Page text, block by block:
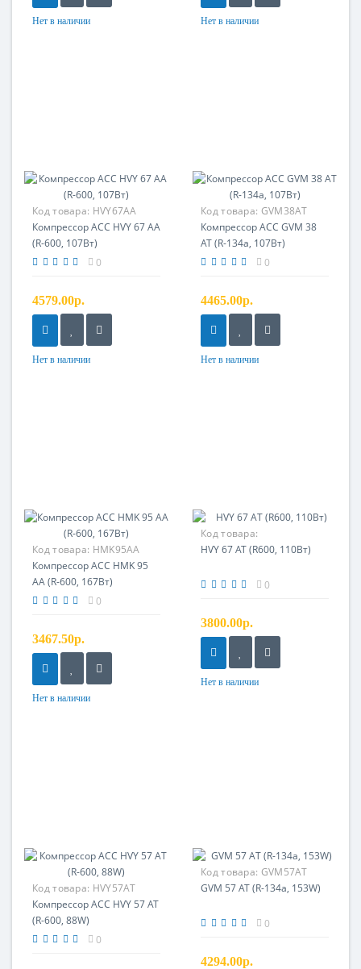
Нет в наличии Нет в наличии
Код товара: HVY67AA
Компрессор ACC HVY 67 AA
(R-600, 107Вт)
0
4579.00р.
Нет в наличии
Код товара: GVM38AT
Компрессор ACC GVM 38
AT (R-134a, 107Вт)
0
4465.00р.
Нет в наличии
Код товара: HMK95AA
Компрессор ACC HMK 95
AA (R-600, 167Вт)
0
3467.50р.
Нет в наличии
Код товара:
HVY 67 AT (R600, 110Вт)
0
3800.00р.
Нет в наличии
Код товара: HVY57AT
Компрессор ACC HVY 57 AT
(R-600, 88W)
0
Код товара: GVM57AT
GVM 57 AT (R-134a, 153W)
0
4294.00р.